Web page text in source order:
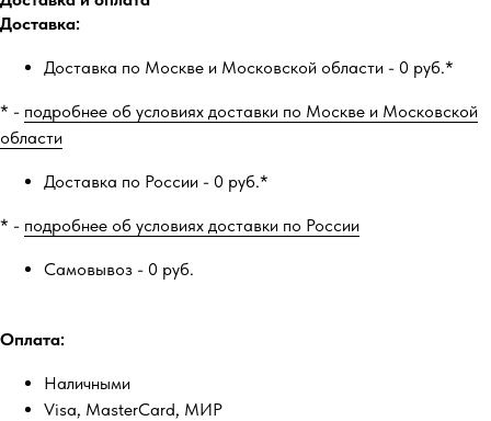
Доставка:
Доставка по Москве и Московской области - 0 руб.*
* - подробнее об условиях доставки по Москве и Московской
области
Доставка по России - 0 руб.*
* - подробнее об условиях доставки по России
Самовывоз - 0 руб.
Оплата:
Наличными
Visa, MasterCard, МИР